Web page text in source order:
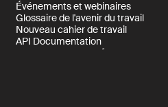
Événements et webinaires
Glossaire de l'avenir du travail
Nouveau cahier de travail
API Documentation